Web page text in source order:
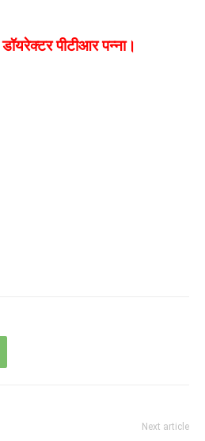
पीटीआर पन्ना।
Next article